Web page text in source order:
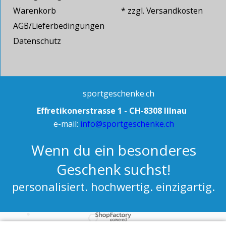
* zzgl. Versandkosten
Warenkorb
AGB/Lieferbedingungen
Datenschutz
sportgeschenke.ch
Effretikonerstrasse 1 - CH-8308 Illnau
e-mail: info@sportgeschenke.ch
Wenn du ein besonderes
Geschenk suchst!
personalisiert. hochwertig. einzigartig.
WebShop erstellt mit ShopFactory Shop Software.